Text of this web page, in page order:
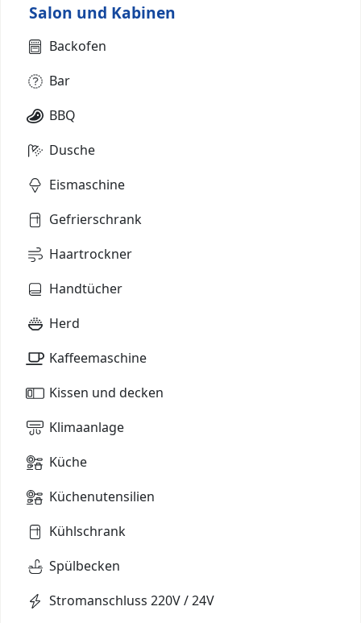
Salon und Kabinen
Backofen
Bar
BBQ
Dusche
Eismaschine
Gefrierschrank
Haartrockner
Handtücher
Herd
Kaffeemaschine
Kissen und decken
Klimaanlage
Küche
Küchenutensilien
Kühlschrank
Spülbecken
Stromanschluss 220V / 24V